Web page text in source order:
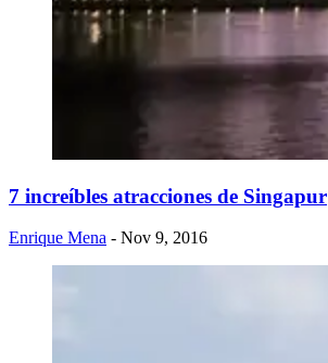
7 increíbles atracciones de Singapur
Enrique Mena - Nov 9, 2016